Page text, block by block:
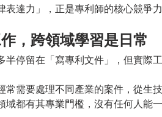
達力」，正是專利師的核心競爭力
，跨領域學習是日常
停留在「寫專利文件」，但實際工
常需要處理不同產業的案件，從生
域都有其專業門檻，沒有任何人能一